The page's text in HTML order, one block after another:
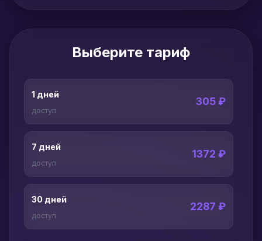
Выберите тариф
1 дней
доступ
305 ₽
7 дней
доступ
1372 ₽
30 дней
доступ
2287 ₽